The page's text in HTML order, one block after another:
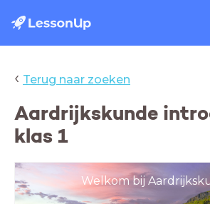
‹ Terug naar zoeken
Aardrijkskunde
klas 1
Welkom bij